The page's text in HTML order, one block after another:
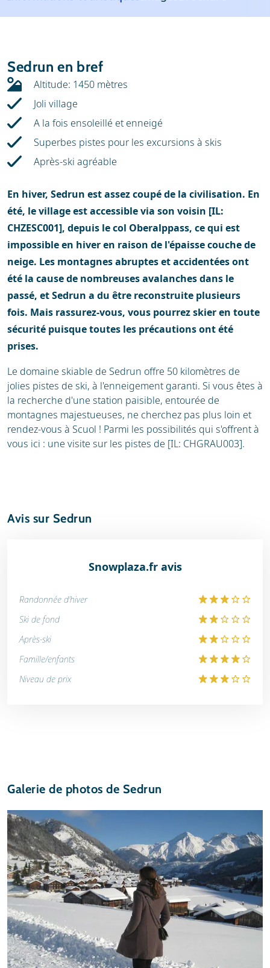
Location
Location de ski
Sedrun en bref
Altitude: 1450 mètres
Joli village
A la fois ensoleillé et enneigé
Superbes pistes pour les excursions à skis
Après-ski agréable
En hiver, Sedrun est assez coupé de la civilisation. En
été, le village est accessible via son voisin [IL:
CHZESC001], depuis le col Oberalppass, ce qui est
impossible en hiver en raison de l'épaisse couche de
neige. Les montagnes abruptes et accidentées ont
été la cause de nombreuses avalanches dans le
passé, et Sedrun a du être reconstruite plusieurs
fois. Mais rassurez-vous, vous pourrez skier en toute
sécurité puisque toutes les précautions ont été
prises.
Le domaine skiable de Sedrun offre 50 kilomètres de
jolies pistes de ski, à l'enneigement garanti. Si vous êtes à
la recherche d'une station paisible, entourée de
montagnes majestueuses, ne cherchez pas plus loin et
rendez-vous à Scuol ! Parmi les possibilités qui s'offrent à
vous ici : une visite sur les pistes de [IL: CHGRAU003].
Avis sur Sedrun
Snowplaza.fr avis
Randonnée d'hiver
Ski de fond
Après-ski
Famille/enfants
Niveau de prix
Galerie de photos de Sedrun